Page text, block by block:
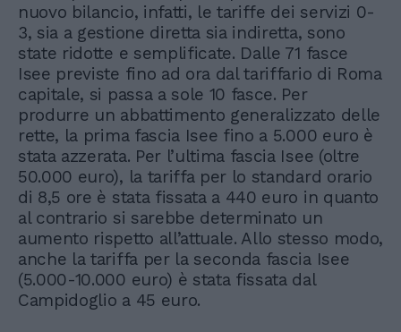
nuovo bilancio, infatti, le tariffe dei servizi 0-
3, sia a gestione diretta sia indiretta, sono
state ridotte e semplificate. Dalle 71 fasce
Isee previste fino ad ora dal tariffario di Roma
capitale, si passa a sole 10 fasce. Per
produrre un abbattimento generalizzato delle
rette, la prima fascia Isee fino a 5.000 euro è
stata azzerata. Per l’ultima fascia Isee (oltre
50.000 euro), la tariffa per lo standard orario
di 8,5 ore è stata fissata a 440 euro in quanto
al contrario si sarebbe determinato un
aumento rispetto all’attuale. Allo stesso modo,
anche la tariffa per la seconda fascia Isee
(5.000-10.000 euro) è stata fissata dal
Campidoglio a 45 euro.